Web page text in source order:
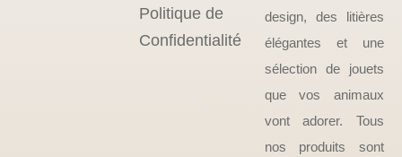
Politique de
Confidentialité
design, des litières
élégantes et une
sélection de jouets
que vos animaux
vont adorer. Tous
nos produits sont